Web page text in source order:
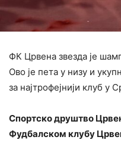
ФК Црвена звезда је
Ово је пета у низу и
за најтрофејнији клуб у
Спортско друштво
Фудбалском клубу